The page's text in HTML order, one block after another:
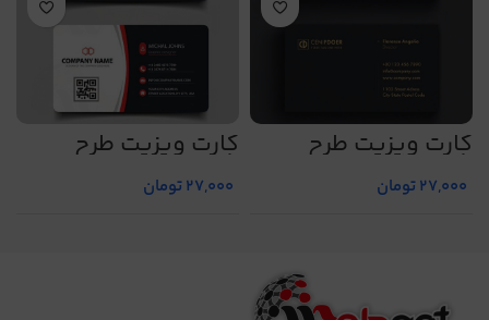
کارت ویزیت طرح
شماره 33
27,000تومان
کارت ویزیت طرح
شماره 10
27,000تومان